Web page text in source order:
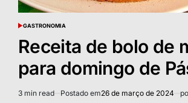
POSTED
GASTRONOMIA
Receita de bolo de
para domingo de
Estimated
3 min read Postado em26 de março de 2024